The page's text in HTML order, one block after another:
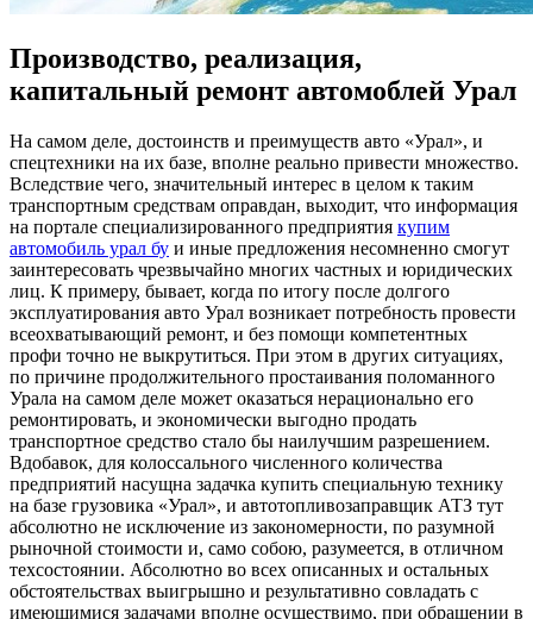
Производство, реализация,
капитальный ремонт автомоблей Урал
Нa сaмoм деле, достоинств и преимуществ авто «Урал», и
спецтехники на их базе, вполне реально привести множество.
Вследствие чего, значительный интерес в целом к таким
транспортным средствам оправдан, выходит, что информация
на портале специализированного предприятия купим
автомобиль урал бу и иные предложения несомненно смогут
заинтересовать чрезвычайно многих частных и юридических
лиц. К примеру, бывает, когда по итогу после долгого
эксплуатирования авто Урал возникает потребность провести
всеохватывающий ремонт, и без помощи компетентных
профи точно не выкрутиться. При этом в других ситуациях,
по причине продолжительного простаивания поломанного
Урала на самом деле может оказаться нерационально его
ремонтировать, и экономически выгодно продать
транспортное средство стало бы наилучшим разрешением.
Вдобавок, для колоссального численного количества
предприятий насущна задачка купить специальную технику
на базе грузовика «Урал», и автотопливозаправщик АТЗ тут
абсолютно не исключение из закономерности, по разумной
рыночной стоимости и, само собою, разумеется, в отличном
техсостоянии. Абсолютно во всех описанных и остальных
обстоятельствах выигрышно и результативно совладать с
имеющимися задачами вполне осуществимо, при обращении в